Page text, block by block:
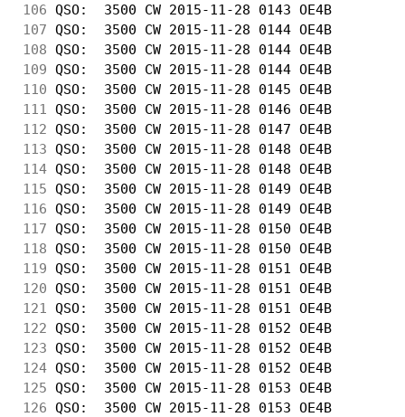
106 QSO:  3500 CW 2015-11-28 0143 OE4B
107 QSO:  3500 CW 2015-11-28 0144 OE4B
108 QSO:  3500 CW 2015-11-28 0144 OE4B
109 QSO:  3500 CW 2015-11-28 0144 OE4B
110 QSO:  3500 CW 2015-11-28 0145 OE4B
111
QSO:  3500 CW 2015-11-28 0146 OE4B
112 QSO:  3500 CW 2015-11-28 0147 OE4B
113 QSO:  3500 CW 2015-11-28 0148 OE4B
114 QSO:  3500 CW 2015-11-28 0148 OE4B
115 QSO:  3500 CW 2015-11-28 0149 OE4B
116 QSO:  3500 CW 2015-11-28 0149 OE4B
117 QSO:  3500 CW 2015-11-28 0150 OE4B
118 QSO:  3500 CW 2015-11-28 0150 OE4B
119 QSO:  3500 CW 2015-11-28 0151 OE4B
120 QSO:  3500 CW 2015-11-28 0151 OE4B
121
QSO:  3500 CW 2015-11-28 0151 OE4B
122 QSO:  3500 CW 2015-11-28 0152 OE4B
123 QSO:  3500 CW 2015-11-28 0152 OE4B
124 QSO:  3500 CW 2015-11-28 0152 OE4B
125 QSO:  3500 CW 2015-11-28 0153 OE4B
126 QSO:  3500 CW 2015-11-28 0153 OE4B